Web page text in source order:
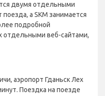
двумя отдельными
а SKM занимается
подробной
отдельными веб-сайтами,
аэропорт Гданьск Лех
Поездка на поезде